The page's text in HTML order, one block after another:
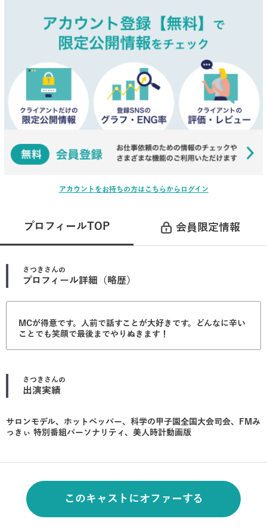
アカウントをお持ちの方はこちらからログイン
プロフィールTOP 会員限定情報
さつき さんの
プロフィール詳細（略歴）
MCが得意です。人前で話すことが大好きです。どんなに辛い
ことでも笑顔で最後までやりぬきます！
さつき さんの
出演実績
サロンモデル、ホットペッパー、科学の甲子園全国大会司会、FMみ
っきぃ 特別番組パーソナリティ、美人時計動画版
このキャストにオファーする